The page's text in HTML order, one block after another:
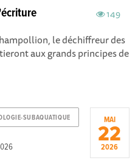
149
le déchiffreur des
aux grands principes de
SUBAQUATIQUE MAI
22
2026